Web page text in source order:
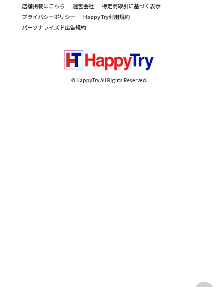
店舗掲載はこちら
運営会社
特定商取引に基づく表示
プライバシーポリシー
HappyTry利用規約
パーソナライズド広告規約
© HappyTry All Rights Reserved.